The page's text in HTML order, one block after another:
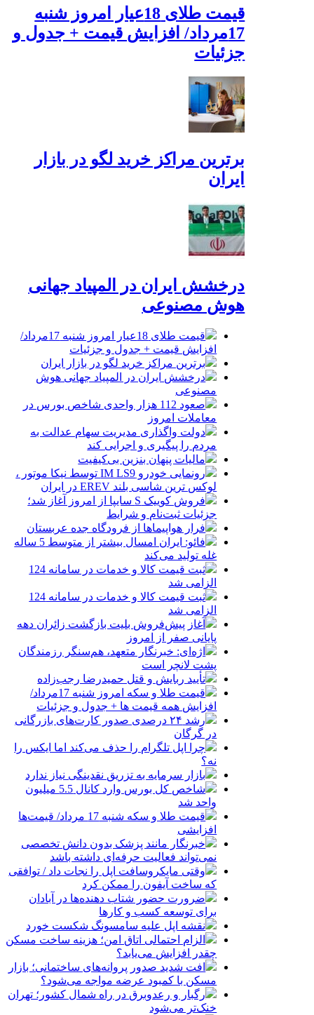
قیمت طلای 18عیار امروز شنبه
17مرداد/ افزایش قیمت + جدول و
جزئیات
برترین مراکز خرید لگو در بازار
ایران
درخشش ایران در المپیاد جهانی
هوش مصنوعی
قیمت طلای 18عیار امروز شنبه 17مرداد/
افزایش قیمت + جدول و جزئیات
برترین مراکز خرید لگو در بازار ایران
درخشش ایران در المپیاد جهانی هوش
مصنوعی
صعود 112 هزار واحدی شاخص بورس در
معاملات امروز
دولت واگذاری مدیریت سهام عدالت به
مردم را پیگیری و اجرایی کند
مالیات پنهان بنزین بی‌کیفیت
رونمایی خودرو IM LS9 توسط نیکا موتور ،
لوکس ترین شاسی بلند EREV در ایران
فروش کوییک S سایپا از امروز آغاز شد؛
جزئیات ثبت‌نام و شرایط
فرار هواپیماها از فرودگاه جده عربستان
فائو: ایران امسال بیشتر از متوسط 5 ساله
غله تولید می‌کند
ثبت قیمت کالا و خدمات در سامانه 124
الزامی شد
ثبت قیمت کالا و خدمات در سامانه 124
الزامی شد
آغاز پیش‌فروش بلیت بازگشت زائران دهه
پایانی صفر از امروز
اژه‌ای: خبرنگار متعهد، هم‌سنگر رزمندگان
پشت لانچر است
تأیید ربایش و قتل حمیدرضا رجب‌زاده
قیمت طلا و سکه امروز شنبه 17مرداد/
افزایش همه قیمت ها + جدول و جزئیات
رشد ۲۴ درصدی صدور کارت‌های بازرگانی
در گرگان
چرا اپل تلگرام را حذف می‌کند اما ایکس را
نه؟
بازار سرمایه به تزریق نقدینگی نیاز ندارد
شاخص کل بورس وارد کانال 5.5 میلیون
واحد شد
قیمت طلا و سکه شنبه 17 مرداد/ قیمت‌ها
افزایشی
خبرنگار مانند پزشک بدون دانش تخصصی
نمی‌تواند فعالیت حرفه‌ای داشته باشد
وقتی مایکروسافت اپل را نجات داد / توافقی
که ساخت آیفون را ممکن کرد
ضرورت حضور شتاب ‌دهنده‌ها در آبادان
برای توسعه کسب‌ و کارها
نقشه اپل علیه سامسونگ شکست خورد
الزام احتمالی اتاق امن؛ هزینه ساخت مسکن
چقدر افزایش می‌یابد؟
افت شدید صدور پروانه‌های ساختمانی؛ بازار
مسکن با کمبود عرضه مواجه می‌شود؟
رگبار و رعدوبرق در راه شمال کشور؛ تهران
خنک‌تر می‌شود